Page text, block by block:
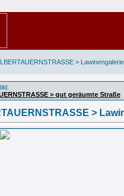
> Lawinengalerie
> gut geräumte Straße
>